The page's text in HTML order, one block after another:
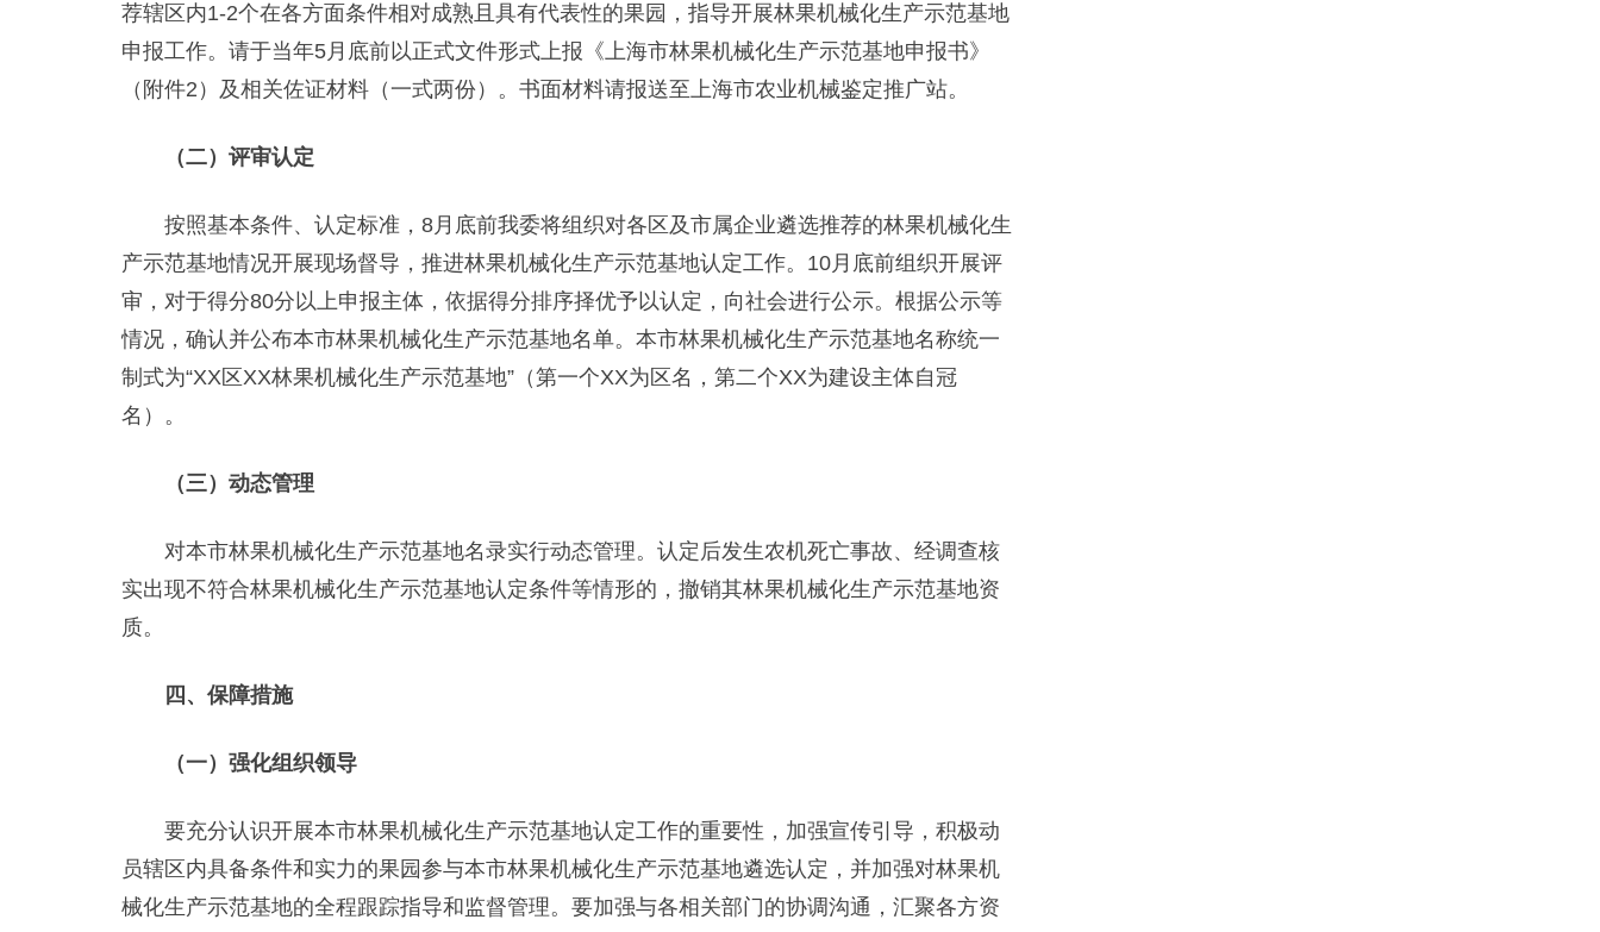
荐辖区内1-2个在各方面条件相对成熟且具有代表性的果园，指导开展林果机械化生产示范基地
申报工作。请于当年5月底前以正式文件形式上报《上海市林果机械化生产示范基地申报书》
（附件2）及相关佐证材料（一式两份）。书面材料请报送至上海市农业机械鉴定推广站。
（二）评审认定
按照基本条件、认定标准，8月底前我委将组织对各区及市属企业遴选推荐的林果机械化生
产示范基地情况开展现场督导，推进林果机械化生产示范基地认定工作。10月底前组织开展评
审，对于得分80分以上申报主体，依据得分排序择优予以认定，向社会进行公示。根据公示等
情况，确认并公布本市林果机械化生产示范基地名单。本市林果机械化生产示范基地名称统一
制式为“XX区XX林果机械化生产示范基地”（第一个XX为区名，第二个XX为建设主体自冠
名）。
（三）动态管理
对本市林果机械化生产示范基地名录实行动态管理。认定后发生农机死亡事故、经调查核
实出现不符合林果机械化生产示范基地认定条件等情形的，撤销其林果机械化生产示范基地资
质。
四、保障措施
（一）强化组织领导
要充分认识开展本市林果机械化生产示范基地认定工作的重要性，加强宣传引导，积极动
员辖区内具备条件和实力的果园参与本市林果机械化生产示范基地遴选认定，并加强对林果机
械化生产示范基地的全程跟踪指导和监督管理。要加强与各相关部门的协调沟通，汇聚各方资